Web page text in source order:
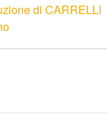
di CARRELLI